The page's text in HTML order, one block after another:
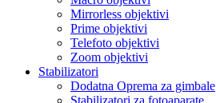
Mirrorless objektivi
Prime objektivi
Telefoto objektivi
Zoom objektivi
Stabilizatori
Dodatna Oprema za gimbale
Stabilizatori za fotoaparate